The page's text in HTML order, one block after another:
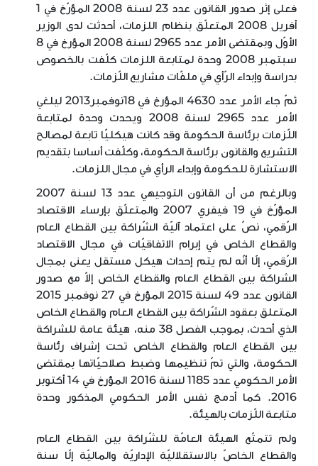
فعلى إثر صدور القانون عدد 23 لسنة 2008 المؤرّخ في 1
أفريل 2008 المتعلّق بنظام اللزمات، أحدثت لدى الوزير
الأوّل وبمقتضى الأمر عدد 2965 لسنة 2008 المؤرخ في 8
سبتمبر 2008 وحدة لمتابعة اللزمات كلّفت بالخصوص
بدراسة وإبداء الرّأي في ملفّات مشاريع اللّزمات.
ثمّ جاء الأمر عدد 4630 المؤرخ في 18نوفمبر2013 ليلغي
الأمر عدد 2965 لسنة 2008 ويحدث وحدة لمتابعة
اللّزمات برئاسة الحكومة وقد كانت هيكليّا تابعة لمصالح
التشريع والقانون برئاسة الحكومة، وكلّفت أساسا بتقديم
الاستشارة للحكومة وإبداء الرأي في مجال اللزمات.
وبالرغم من أن القانون التوجيهي عدد 13 لسنة 2007
المؤرّخ في 19 فيفري 2007 والمتعلّق بإرساء الاقتصاد
الرّقمي، نصّ على اعتماد آليّة الشّراكة بين القطاع العام
والقطاع الخاص في إبرام الاتفاقيّات في مجال الاقتصاد
الرّقمي، إلّا أنّه لم يتم إحداث هيكل مستقل يعنى بمجال
الشراكة بين القطاع العام والقطاع الخاص إلاّ مع صدور
القانون عدد 49 لسنة 2015 المؤرخ في 27 نوفمبر 2015
المتعلق بعقود الشّراكة بين القطاع العام والقطاع الخاص
الذي أحدث، بموجب الفصل 38 منه، هيئة عامة للشراكة
بين القطاع العام والقطاع الخاص تحت إشراف رئاسة
الحكومة، والتي تمّ تنظيمها وضبط صلاحيّاتها بمقتضى
الأمر الحكومي عدد 1185 لسنة 2016 المؤرخ في 14 أكتوبر
2016. كما أدمج نفس الأمر الحكومي المذكور وحدة
متابعة اللّزمات بالهيئة.
ولم تتمتّع الهيئة العامّة للشّراكة بين القطاع العام
والقطاع الخاصّ بالاستقلاليّة الإداريّة والماليّة إلّا سنة